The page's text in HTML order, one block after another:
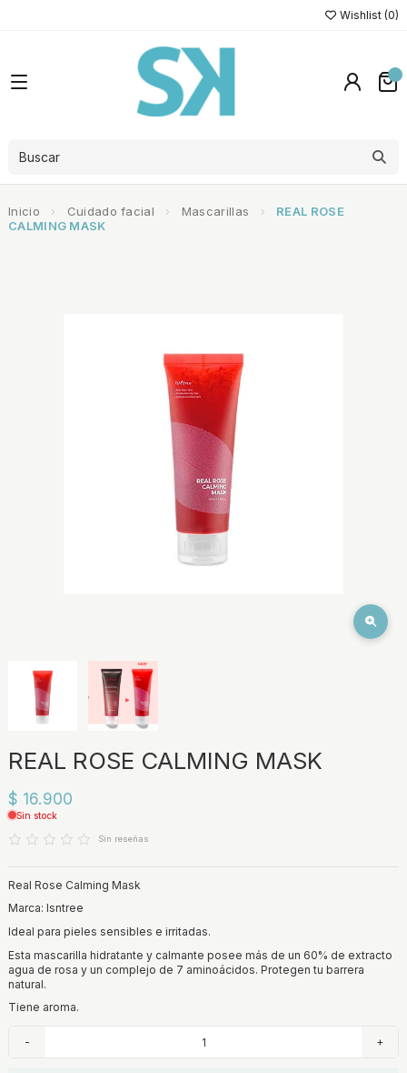
Wishlist (0)
Inicio Cuidado facial Mascarillas
REAL ROSE
CALMING MASK
REAL ROSE CALMING MASK
$ 16.900
Sin stock
Sin reseñas
Real Rose Calming Mask
Marca: Isntree
Ideal para pieles sensibles e irritadas.
Esta mascarilla hidratante y calmante posee más de un 60% de extracto
agua de rosa y un complejo de 7 aminoácidos. Protegen tu barrera
natural.
Tiene aroma.
- +